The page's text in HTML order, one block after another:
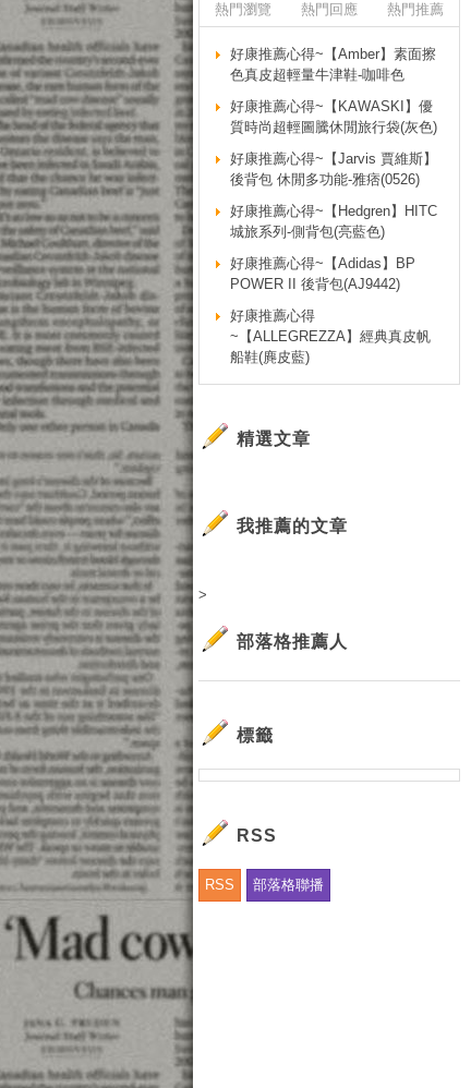
熱門瀏覽
熱門回應 熱門推薦
好康推薦心得~【Amber】素面擦
色真皮超輕量牛津鞋-咖啡色
好康推薦心得~【KAWASKI】優
質時尚超輕圖騰休閒旅行袋(灰色)
好康推薦心得~【Jarvis 賈維斯】
後背包 休閒多功能-雅痞(0526)
好康推薦心得~【Hedgren】HITC
城旅系列-側背包(亮藍色)
好康推薦心得~【Adidas】BP
POWER II 後背包(AJ9442)
好康推薦心得
~【ALLEGREZZA】經典真皮帆
船鞋(麂皮藍)
精選文章
我推薦的文章
>
部落格推薦人
標籤
RSS
RSS 部落格聯播